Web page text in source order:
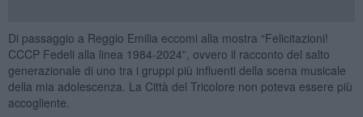
Di passaggio a Reggio Emilia eccomi alla mostra “Felicitazioni!
CCCP Fedeli alla linea 1984-2024”, ovvero il racconto del salto
generazionale di uno tra i gruppi più influenti della scena musicale
della mia adolescenza. La Città del Tricolore non poteva essere più
accogliente.